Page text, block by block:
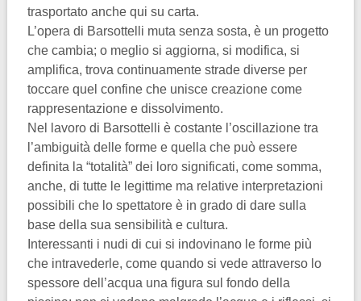
trasportato anche qui su carta.
L’opera di Barsottelli muta senza sosta, è un progetto
che cambia; o meglio si aggiorna, si modifica, si
amplifica, trova continuamente strade diverse per
toccare quel confine che unisce creazione come
rappresentazione e dissolvimento.
Nel lavoro di Barsottelli è costante l’oscillazione tra
l’ambiguità delle forme e quella che può essere
definita la “totalità” dei loro significati, come somma,
anche, di tutte le legittime ma relative interpretazioni
possibili che lo spettatore è in grado di dare sulla
base della sua sensibilità e cultura.
Interessanti i nudi di cui si indovinano le forme più
che intravederle, come quando si vede attraverso lo
spessore dell’acqua una figura sul fondo della